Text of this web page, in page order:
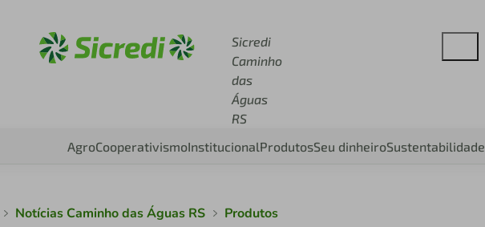
Sicredi
Caminho
das
Águas
RS
AgroCooperativismoInstitucionalProdutosSeu dinheiroSustentabilidade
Notícias Caminho das Águas RS Produtos